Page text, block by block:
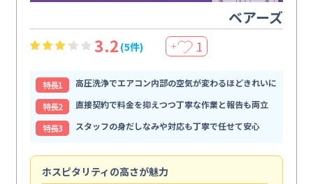
ベアーズ
3.2 (5件) ＋ 1
特⻑1
高圧洗浄でエアコン内部の空気が変わるほどきれいに
特⻑2
直接契約で料金を抑えつつ丁寧な作業と報告も両立
特⻑3
スタッフの身だしなみや対応も丁寧で任せて安心
ホスピタリティの高さが魅力